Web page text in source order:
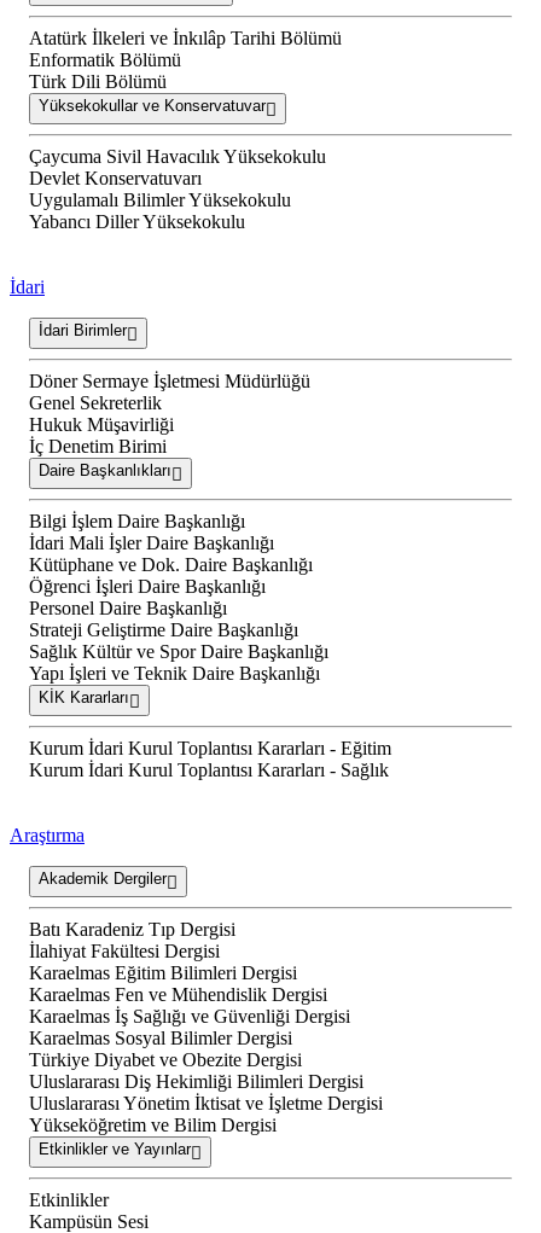
Atatürk İlkeleri ve İnkılâp Tarihi Bölümü
Enformatik Bölümü
Türk Dili Bölümü
Yüksekokullar ve Konservatuvar
Çaycuma Sivil Havacılık Yüksekokulu
Devlet Konservatuvarı
Uygulamalı Bilimler Yüksekokulu
Yabancı Diller Yüksekokulu
İdari
İdari Birimler
Döner Sermaye İşletmesi Müdürlüğü
Genel Sekreterlik
Hukuk Müşavirliği
İç Denetim Birimi
Daire Başkanlıkları
Bilgi İşlem Daire Başkanlığı
İdari Mali İşler Daire Başkanlığı
Kütüphane ve Dok. Daire Başkanlığı
Öğrenci İşleri Daire Başkanlığı
Personel Daire Başkanlığı
Strateji Geliştirme Daire Başkanlığı
Sağlık Kültür ve Spor Daire Başkanlığı
Yapı İşleri ve Teknik Daire Başkanlığı
KİK Kararları
Kurum İdari Kurul Toplantısı Kararları - Eğitim
Kurum İdari Kurul Toplantısı Kararları - Sağlık
Araştırma
Akademik Dergiler
Batı Karadeniz Tıp Dergisi
İlahiyat Fakültesi Dergisi
Karaelmas Eğitim Bilimleri Dergisi
Karaelmas Fen ve Mühendislik Dergisi
Karaelmas İş Sağlığı ve Güvenliği Dergisi
Karaelmas Sosyal Bilimler Dergisi
Türkiye Diyabet ve Obezite Dergisi
Uluslararası Diş Hekimliği Bilimleri Dergisi
Uluslararası Yönetim İktisat ve İşletme Dergisi
Yükseköğretim ve Bilim Dergisi
Etkinlikler ve Yayınlar
Etkinlikler
Kampüsün Sesi